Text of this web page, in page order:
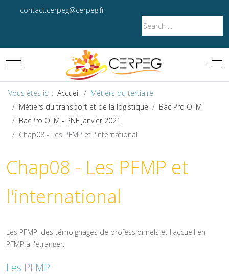
contact.cerpeg@cerpeg.fr
Mobile Menu Toggle Off-
Vous êtes ici : Accueil
Métiers du tertiaire
Métiers du transport et de la logistique
Bac Pro OTM
BacPro OTM - PNF janvier 2021
Chap08 - Les PFMP et l'international
Chap08 - Les PFMP et
l'international
Les PFMP, des témoignages de professionnels et l'accueil en
PFMP à l'étranger.
Les PFMP